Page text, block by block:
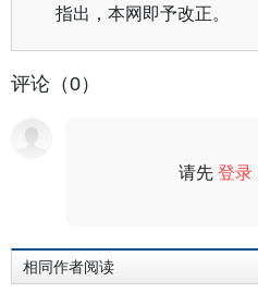
指出，本网即予改正。
评论（0）
请先登录
相同作者阅读